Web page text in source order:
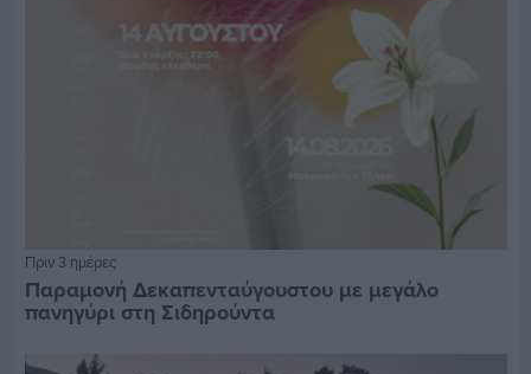
Πριν 3 ημέρες
Παραμονή Δεκαπενταύγουστου με μεγάλο
πανηγύρι στη Σιδηρούντα